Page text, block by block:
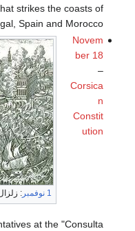
strikes the coasts of
Spain and Morocco.
1 نوفمبر :
Novem
ber 18
–
Corsica
n
Constit
ution
at the "Consulta